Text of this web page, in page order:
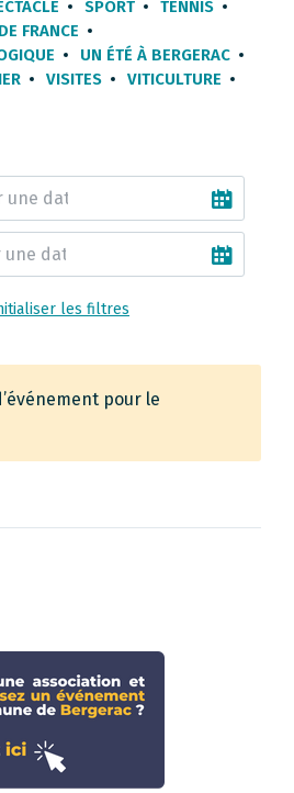
SPORT
TENNIS
FRANCE
UN ÉTÉ À BERGERAC
VISITES
VITICULTURE
les filtres
pour le